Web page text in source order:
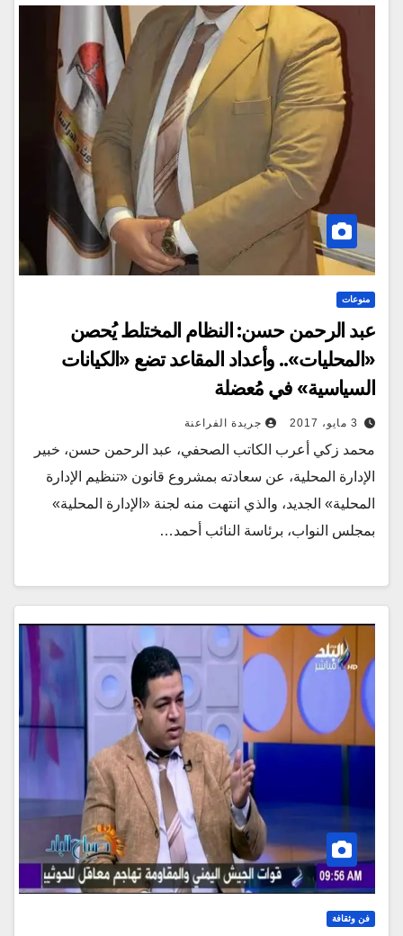
منوعات
عبد الرحمن حسن: النظام المختلط يُحصن
«المحليات».. وأعداد المقاعد تضع «الكيانات
السياسية» في مُعضلة
3 مايو، 2017 جريدة الفراعنة
محمد زكي أعرب الكاتب الصحفي، عبد الرحمن حسن، خبير
الإدارة المحلية، عن سعادته بمشروع قانون «تنظيم الإدارة
المحلية» الجديد، والذي انتهت منه لجنة «الإدارة المحلية»
بمجلس النواب، برئاسة النائب أحمد…
فن وثقافة